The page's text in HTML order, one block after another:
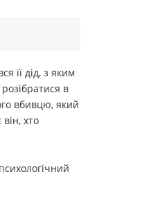
її дід, з яким
в
вбивцю, який
хто